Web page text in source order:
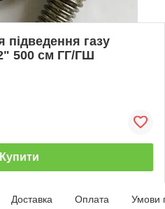
підведення газу
500 см ГГ/ГШ
Купити
Доставка Оплата Умови